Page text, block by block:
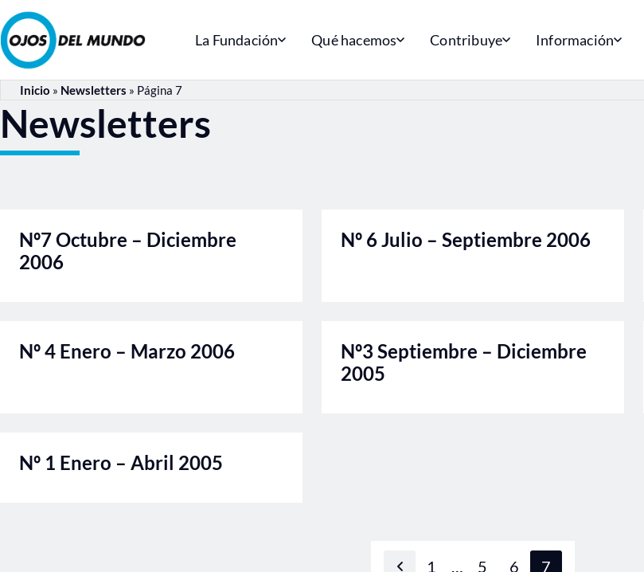
La Fundación Qué hacemos Contribuye Información
Inicio » Newsletters » Página 7
Newsletters
Nº7 Octubre – Diciembre
2006
Nº 6 Julio – Septiembre 2006
Nº 4 Enero – Marzo 2006
Nº3 Septiembre – Diciembre
2005
Nº 1 Enero – Abril 2005
1 … 5 6 7